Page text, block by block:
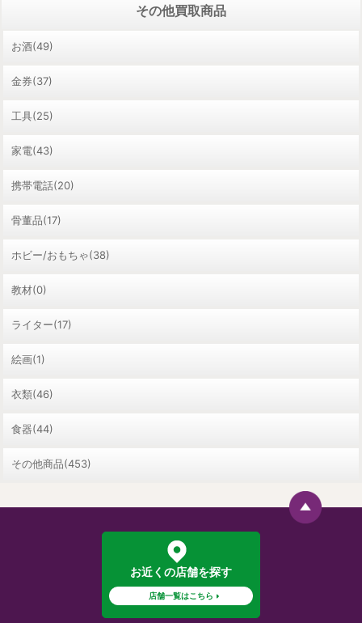
その他買取商品
お酒(49)
金券(37)
工具(25)
家電(43)
携帯電話(20)
骨董品(17)
ホビー/おもちゃ(38)
教材(0)
ライター(17)
絵画(1)
衣類(46)
食器(44)
その他商品(453)
お近くの店舗を探す
店舗一覧はこちら